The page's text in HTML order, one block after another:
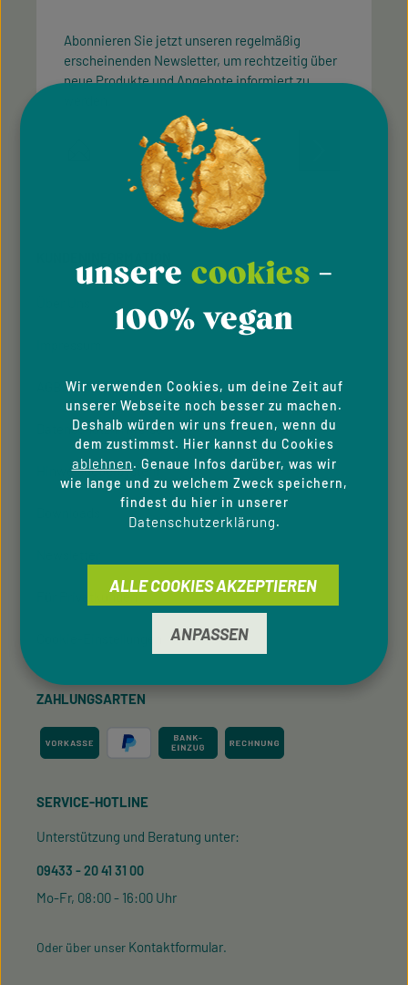
Abonnieren Sie jetzt unseren regelmäßig
erscheinenden Newsletter, um rechtzeitig über
neue Produkte und Angebote informiert zu
E-Mail-Adresse*
Datenschutz
Datenschutzbestimmungen
Diese Seite ist durch reCAPTCHA geschützt und es gelten die
Datenschutzrichtlinie undNutzungsbedingungen
Die mit einem Stern (*) markierten Felder sind
Datenschutzhinweise
Hinweisgeber­system
Für Privatkunden
ZAHLUNGSARTEN
SERVICE-HOTLINE
Unterstützung und Beratung unter:
09433 - 20 41 31 00
Mo-Fr, 08:00 - 16:00 Uhr
Oder über unser Kontaktformular.
unsere cookies -
100% vegan
Wir verwenden Cookies, um deine Zeit auf
unserer Webseite noch besser zu machen.
Deshalb würden wir uns freuen, wenn du
dem zustimmst. Hier kannst du Cookies
ablehnen. Genaue Infos darüber, was wir
wie lange und zu welchem Zweck speichern,
findest du hier in unserer
Datenschutzerklärung.
ANPASSEN
ALLE COOKIES AKZEPTIEREN